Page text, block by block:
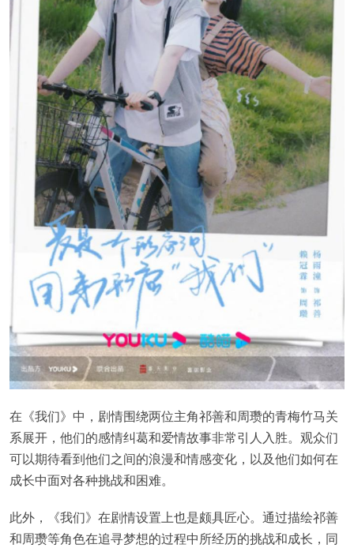
在《我们》中，剧情围绕两位主角祁善和周瓒的青梅竹马关
系展开，他们的感情纠葛和爱情故事非常引人入胜。观众们
可以期待看到他们之间的浪漫和情感变化，以及他们如何在
成长中面对各种挑战和困难。
此外，《我们》在剧情设置上也是颇具匠心。通过描绘祁善
和周瓒等角色在追寻梦想的过程中所经历的挑战和成长，同